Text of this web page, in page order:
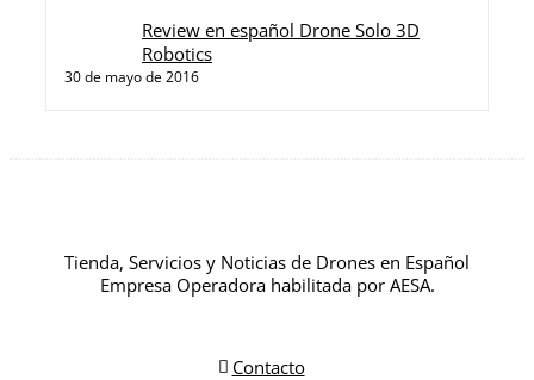
Review en español Drone Solo 3D
Robotics
30 de mayo de 2016
Tienda, Servicios y Noticias de Drones en Español
Empresa Operadora habilitada por AESA.
Contacto